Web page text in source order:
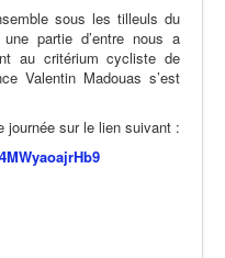
sous les tilleuls du
partie d’entre nous a
au critérium cycliste de
Valentin Madouas s’est
journée sur le lien suivant :